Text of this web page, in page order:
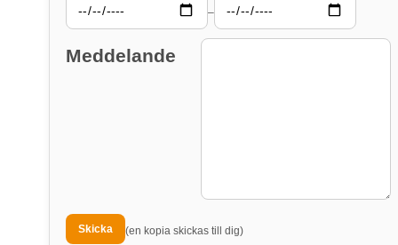
–
Meddelande
(en kopia skickas till dig)